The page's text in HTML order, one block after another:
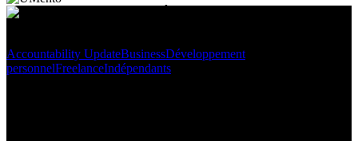
Accountability UpdateBusinessDéveloppement
personnelFreelanceIndépendants